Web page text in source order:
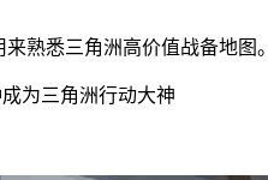
熟悉三角洲高价值战备地图。
为三角洲行动大神